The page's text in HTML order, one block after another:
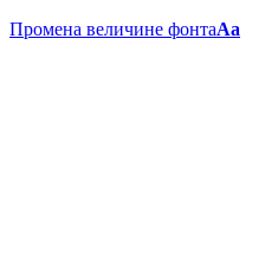
Промена величине фонтаAa